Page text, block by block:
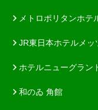
メトロポリタンホテ
JR東日本ホテルメッ
ホテルニューグラン
和のゐ 角館